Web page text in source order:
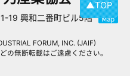
▲TOP
19 興和二番町ビル5階
FORUM, INC. (JAIF)
の無断転載はご遠慮ください。